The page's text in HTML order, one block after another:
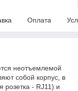
Оплата
неотъемлемой
собой корпус, в
розетка - RJ11) и